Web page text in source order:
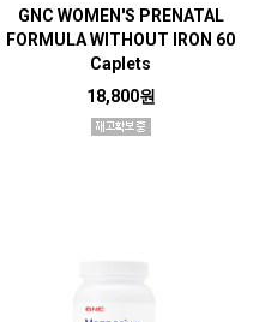
GNC WOMEN'S PRENATAL
FORMULA WITHOUT IRON 60
Caplets
18,800원